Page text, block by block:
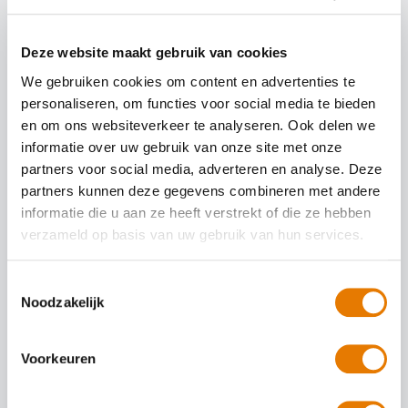
Deze website maakt gebruik van cookies
We gebruiken cookies om content en advertenties te
personaliseren, om functies voor social media te bieden
en om ons websiteverkeer te analyseren. Ook delen we
informatie over uw gebruik van onze site met onze
partners voor social media, adverteren en analyse. Deze
partners kunnen deze gegevens combineren met andere
informatie die u aan ze heeft verstrekt of die ze hebben
verzameld op basis van uw gebruik van hun services.
Noodzakelijk
Voorkeuren
Werken bij ABS Autoherstel Ad de
Goey
Werken bij ABS Autoherstel Ad de Goey in Woerden betekent werken
in een moderne werkplaats, uitgerust met de nieuwste materialen en
technieken. Wij bieden gezonde en comfortabele
werkomstandigheden, zodat jij altijd je beste werk kunt leveren.
Bekijk hier onze actuele vacatures
ABS autoherstel Ad de Goey behoort tot de meest duurzame
schadeherstelbedrijven van het land.
werkprocessen te gebruiken, we drogen grondverf bijvoorbeeld
bevorderen we recycling. Naast dit alles, werken wij in een zeer